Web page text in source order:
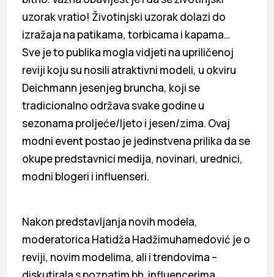
uzorak vratio! Životinjski uzorak dolazi do
izražaja na patikama, torbicama i kapama…
Sve je to publika mogla vidjeti na upriličenoj
reviji koju su nosili atraktivni modeli, u okviru
Deichmann jesenjeg bruncha, koji se
tradicionalno održava svake godine u
sezonama proljeće/ljeto i jesen/zima. Ovaj
modni event postao je jedinstvena prilika da se
okupe predstavnici medija, novinari, urednici,
modni blogeri i influenseri.
Nakon predstavljanja novih modela,
moderatorica Hatidža Hadžimuhamedović je o
reviji, novim modelima, ali i trendovima –